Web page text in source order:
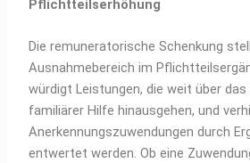
Pflichtteilserhöhung
Die remuneratorische Schenkung
Ausnahmebereich im
würdigt Leistungen, die weit über
familiärer Hilfe hinausgehen, und
Anerkennungszuwendungen durch
entwertet werden. Ob eine